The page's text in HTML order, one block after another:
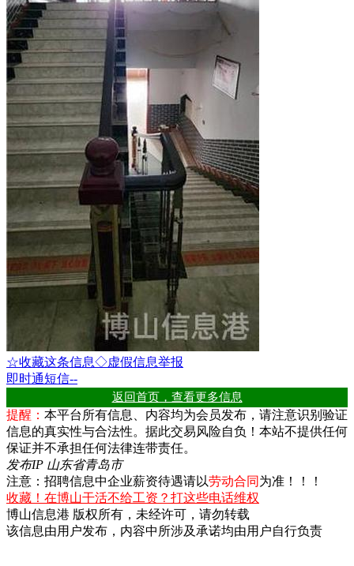
☆收藏这条信息◇虚假信息举报
即时通短信--
返回首页，查看更多信息
提醒： 本平台所有信息、内容均为会员发布，请注意识别验证
信息的真实性与合法性。据此交易风险自负！本站不提供任何
保证并不承担任何法律连带责任。
发布IP 山东省青岛市
注意：招聘信息中企业薪资待遇请以劳动合同 为准！！！
收藏！在博山干活不给工资？打这些电话维权
博山信息港 版权所有，未经许可，请勿转载
该信息由用户发布，内容中所涉及承诺均由用户自行负责